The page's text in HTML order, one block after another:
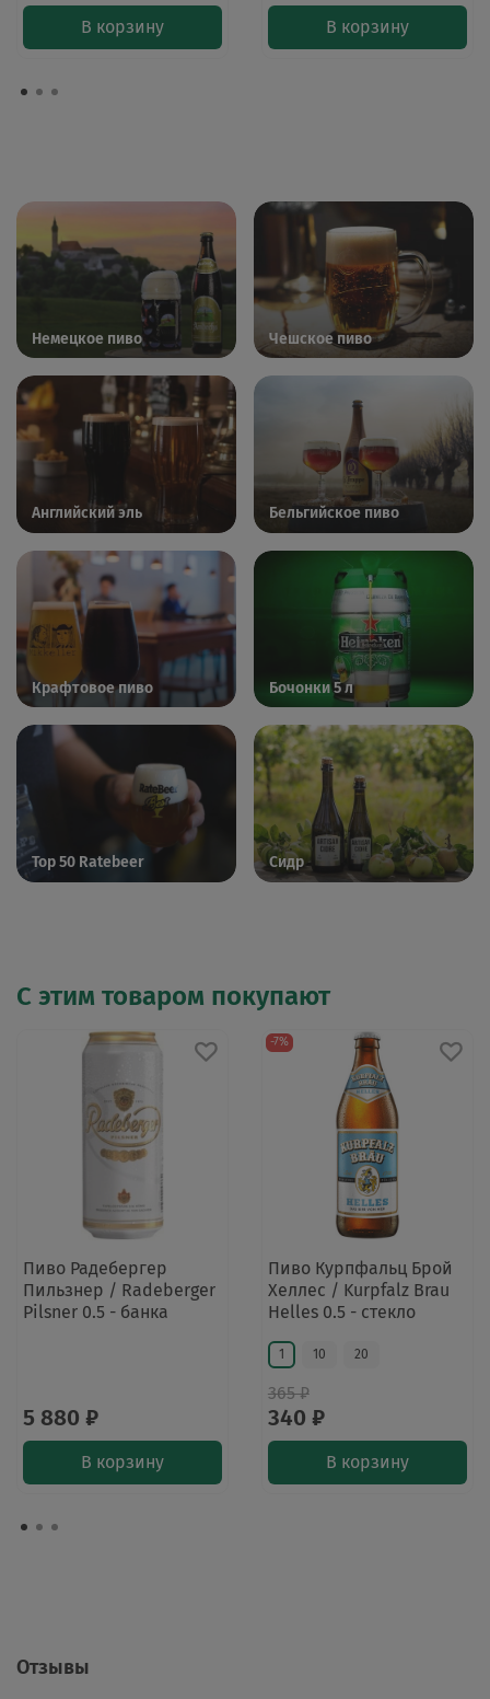
В корзину В корзину
Немецкое пиво Чешское пиво
Английский эль Бельгийское пиво
Крафтовое пиво Бочонки 5 л
Top 50 Ratebeer Сидр
С этим товаром покупают
Пиво Радебергер
Пильзнер / Radeberger
Pilsner 0.5 - банка
5 880 ₽
В корзину
-7%
Пиво Курпфальц Брой
Хеллес / Kurpfalz Brau
Helles 0.5 - стекло
1 10 20
365 ₽
340 ₽
В корзину
Отзывы